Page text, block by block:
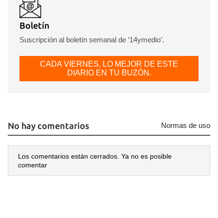
Boletín
Suscripción al boletín semanal de ‘14ymedio’.
CADA VIERNES, LO MEJOR DE ESTE
DIARIO EN TU BUZÓN.
No hay comentarios Normas de uso
Los comentarios están cerrados. Ya no es posible
comentar